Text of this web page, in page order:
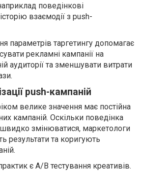
поведінкові
взаємодії з push-
параметрів таргетингу допомагає
рекламні кампанії на
аудиторії та зменшувати витрати
push-кампаній
велике значення має постійна
кампаній. Оскільки поведінка
змінюватися, маркетологи
результати та коригують
є A/B тестування креативів.